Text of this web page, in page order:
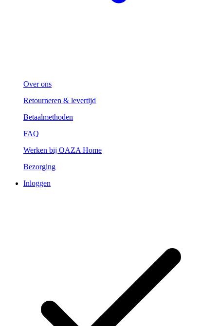
Over ons
Retourneren & levertijd
Betaalmethoden
FAQ
Werken bij OAZA Home
Bezorging
Inloggen